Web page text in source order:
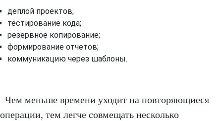
деплой проектов;
тестирование кода;
резервное копирование;
формирование отчетов;
коммуникацию через шаблоны.
Чем меньше времени уходит на повторяющиеся
операции, тем легче совмещать несколько